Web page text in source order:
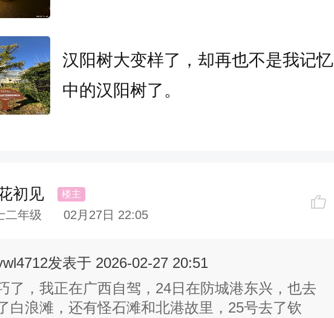
汉阳树大变样了，却再也不是我记忆
中的汉阳树了。
初见
二年级 02月27日 22:05
发表于 2026-02-27 20:51
了，我正在广西自驾，24日在防城港东兴，也去
白浪滩，还有怪石滩和北港故里，25号去了钦